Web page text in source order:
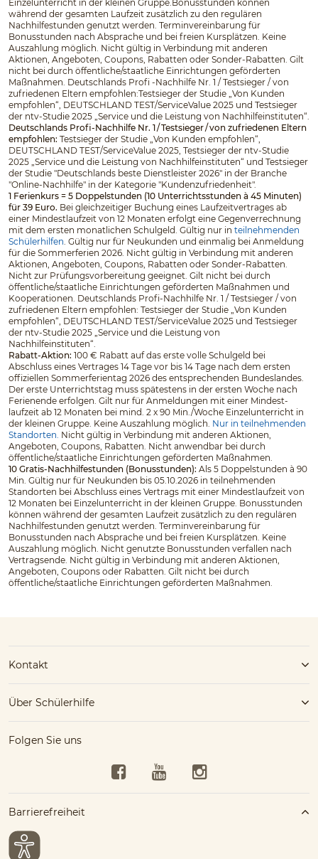
Einzelunterricht in der kleinen Gruppe.Bonusstunden können
während der gesamten Laufzeit zusätzlich zu den regulären
Nachhilfestunden genutzt werden. Terminvereinbarung für
Bonusstunden nach Absprache und bei freien Kursplätzen. Keine
Auszahlung möglich. Nicht gültig in Verbindung mit anderen
Aktionen, Angeboten, Coupons, Rabatten oder Sonder-Rabatten. Gilt
nicht bei durch öffentliche/staatliche Einrichtungen geförderten
Maßnahmen. Deutschlands Profi -Nachhilfe Nr. 1 / Testsieger / von
zufriedenen Eltern empfohlen:Testsieger der Studie „Von Kunden
empfohlen“, DEUTSCHLAND TEST/ServiceValue 2025 und Testsieger
der ntv-Studie 2025 „Service und die Leistung von Nachhilfeinstituten“.
Deutschlands Profi-Nachhilfe Nr. 1 / Testsieger / von zufriedenen Eltern
empfohlen: Testsieger der Studie „Von Kunden empfohlen“,
DEUTSCHLAND TEST/ServiceValue 2025, Testsieger der ntv-Studie
2025 „Service und die Leistung von Nachhilfeinstituten“ und Testsieger
der Studie "Deutschlands beste Dienstleister 2026" in der Branche
"Online-Nachhilfe" in der Kategorie "Kundenzufriedenheit".
1 Ferienkurs = 5 Doppelstunden (10 Unterrichtsstunden à 45 Minuten)
für 39 Euro. Bei gleichzeitiger Buchung eines Laufzeitvertrages ab
einer Mindestlaufzeit von 12 Monaten erfolgt eine Gegenverrechnung
mit dem ersten monatlichen Schulgeld. Gültig nur in teilnehmenden
Schülerhilfen. Gültig nur für Neukunden und einmalig bei Anmeldung
für die Sommerferien 2026. Nicht gültig in Verbindung mit anderen
Aktionen, Angeboten, Coupons, Rabatten oder Sonder-Rabatten.
Nicht zur Prüfungsvorbereitung geeignet. Gilt nicht bei durch
öffentliche/staatliche Einrichtungen geförderten Maßnahmen und
Kooperationen. Deutschlands Profi-Nachhilfe Nr. 1 / Testsieger / von
zufriedenen Eltern empfohlen: Testsieger der Studie „Von Kunden
empfohlen“, DEUTSCHLAND TEST/ServiceValue 2025 und Testsieger
der ntv-Studie 2025 „Service und die Leistung von
Nachhilfeinstituten“.
Rabatt-Aktion: 100 € Rabatt auf das erste volle Schulgeld bei
Abschluss eines Vertrages 14 Tage vor bis 14 Tage nach dem ersten
offiziellen Sommerferientag 2026 des entsprechenden Bundeslandes.
Der erste Unterrichtstag muss spätestens in der ersten Woche nach
Ferienende erfolgen. Gilt nur für Anmeldungen mit einer Mindest­
laufzeit ab 12 Monaten bei mind. 2 x 90 Min./Woche Einzelunterricht in
der kleinen Gruppe. Keine Auszahlung möglich. Nur in teilnehmenden
Standorten. Nicht gültig in Verbindung mit anderen Aktionen,
Angeboten, Coupons, Rabatten. Nicht anwendbar bei durch
öffentliche/staatliche Einrichtungen geförderten Maßnahmen.
10 Gratis-Nachhilfestunden (Bonusstunden): Als 5 Doppelstunden à 90
Min. Gültig nur für Neukunden bis 05.10.2026 in teilnehmenden
Standorten bei Abschluss eines Vertrags mit einer Mindestlaufzeit von
12 Monaten bei Einzelunterricht in der kleinen Gruppe. Bonusstunden
können während der gesamten Laufzeit zusätzlich zu den regulären
Nachhilfestunden genutzt werden. Terminvereinbarung für
Bonusstunden nach Absprache und bei freien Kursplätzen. Keine
Auszahlung möglich. Nicht genutzte Bonusstunden verfallen nach
Vertragsende. Nicht gültig in Verbindung mit anderen Aktionen,
Angeboten, Coupons oder Rabatten. Gilt nicht bei durch
öffentliche/staatliche Einrichtungen geförderten Maßnahmen.
Kontakt
Über Schülerhilfe
Folgen Sie uns
FacebookYouTubeInstagram
Barrierefreiheit